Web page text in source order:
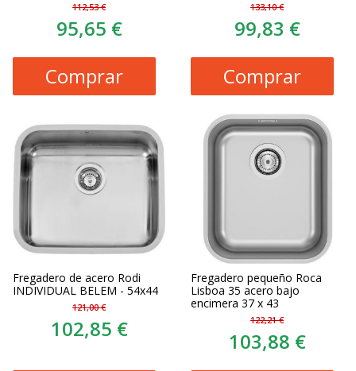
112,53 €
95,65 €
Comprar
133,10 €
99,83 €
Comprar
Fregadero de acero Rodi
INDIVIDUAL BELEM - 54x44
121,00 €
102,85 €
Fregadero pequeño Roca
Lisboa 35 acero bajo
encimera 37 x 43
122,21 €
103,88 €